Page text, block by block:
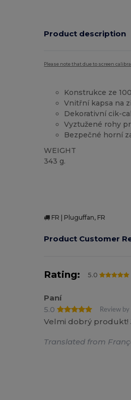
Product description
Please note that due to screen
Konstrukce ze
Vnitřní kapsa na
Dekorativní cik-
Vyztužené rohy
Bezpečné horní
WEIGHT
343 g.
FR | Pluguffan, FR
Product Customer
Rating: 5.0
Paní
5.0
Review by
Velmi dobrý produkt!
Translated from